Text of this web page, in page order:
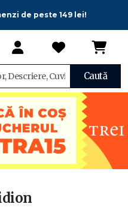
de peste 149 lei!
Caută